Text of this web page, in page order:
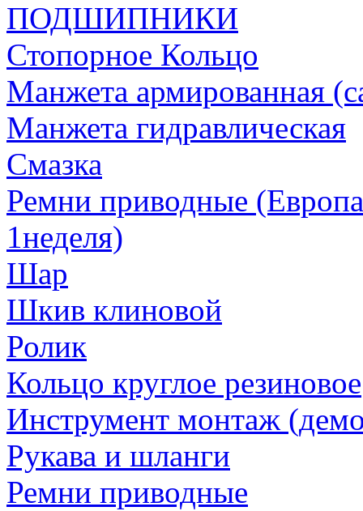
ПОДШИПНИКИ
Стопорное Кольцо
Манжета армированная
Манжета гидравлическая
Cмазка
Ремни приводные
1неделя)
Шар
Шкив клиновой
Ролик
Кольцо круглое резиновое
Инструмент монтаж
Рукава и шланги
Ремни приводные